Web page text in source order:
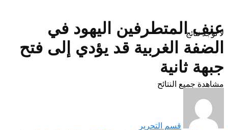
لا توجد نتائج
مشاهدة جميع النتائح
عنف المتطرفين اليهود في
الضفة الغربية قد يؤدي إلى فتح
جبهة ثانية
قسم التحرير